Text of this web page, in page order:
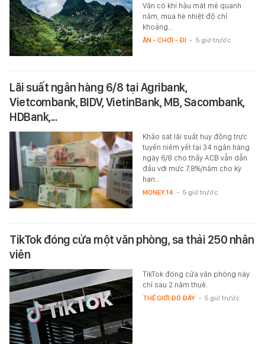
Văn có khí hậu mát mẻ quanh
năm, mùa hè nhiệt độ chỉ
khoảng…
ĂN - CHƠI - ĐI - 5 giờ trước
Lãi suất ngân hàng 6/8 tại Agribank,
Vietcombank, BIDV, VietinBank, MB, Sacombank,
HDBank,...
Khảo sát lãi suất huy động trực
tuyến niêm yết tại 34 ngân hàng
ngày 6/8 cho thấy ACB vẫn dẫn
đầu với mức 7,8%/năm cho kỳ
hạn…
MONEY.14 - 5 giờ trước
TikTok đóng cửa một văn phòng, sa thải 250 nhân
viên
TikTok đóng cửa văn phòng này
chỉ sau 2 năm thuê.
THẾ GIỚI ĐÓ ĐÂY - 5 giờ trước